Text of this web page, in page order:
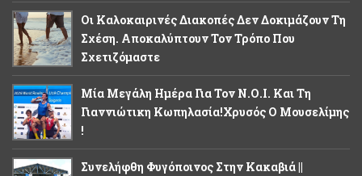
Οι Καλοκαιρινές Διακοπές Δεν Δοκιμάζουν Τη
Σχέση. Αποκαλύπτουν Τον Τρόπο Που
Σχετιζόμαστε
Μία Μεγάλη Ημέρα Για Τον Ν.Ο.Ι. Και Τη
Γιαννιώτικη Κωπηλασία!Χρυσός Ο Μουσελίμης
!
Συνελήφθη Φυγόποινος Στην Κακαβιά ||